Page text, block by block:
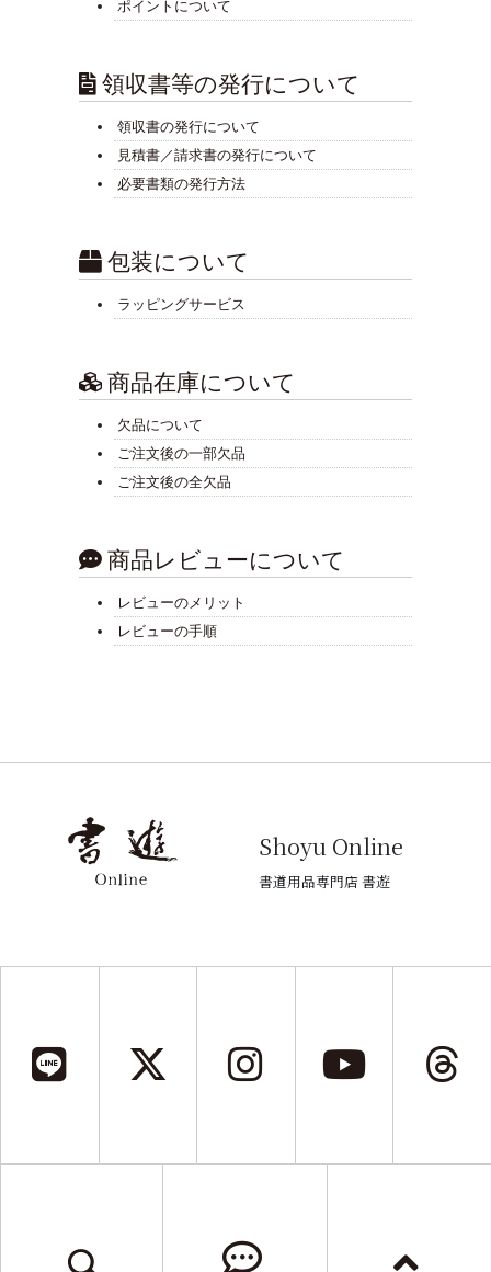
ポイントについて
領収書等の発行について
領収書の発行について
見積書／請求書の発行について
必要書類の発行方法
包装について
ラッピングサービス
商品在庫について
欠品について
ご注文後の一部欠品
ご注文後の全欠品
商品レビューについて
レビューのメリット
レビューの手順
Shoyu Online
書道用品専門店 書遊